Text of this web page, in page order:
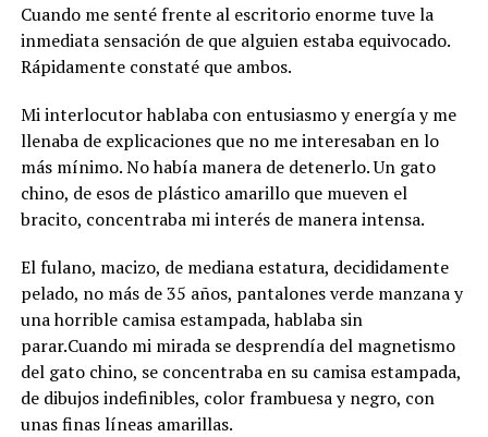
Cuando me senté frente al escritorio enorme tuve la
inmediata sensación de que alguien estaba equivocado.
Rápidamente constaté que ambos.
Mi interlocutor hablaba con entusiasmo y energía y me
llenaba de explicaciones que no me interesaban en lo
más mínimo. No había manera de detenerlo.Un gato
chino, de esos de plástico amarillo que mueven el
bracito, concentraba mi interés de manera intensa.
El fulano, macizo, de mediana estatura, decididamente
pelado, no más de 35 años, pantalones verde manzana y
una horrible camisa estampada, hablaba sin
parar.Cuando mi mirada se desprendía del magnetismo
del gato chino, se concentraba en su camisa estampada,
de dibujos indefinibles, color frambuesa y negro, con
unas finas líneas amarillas.